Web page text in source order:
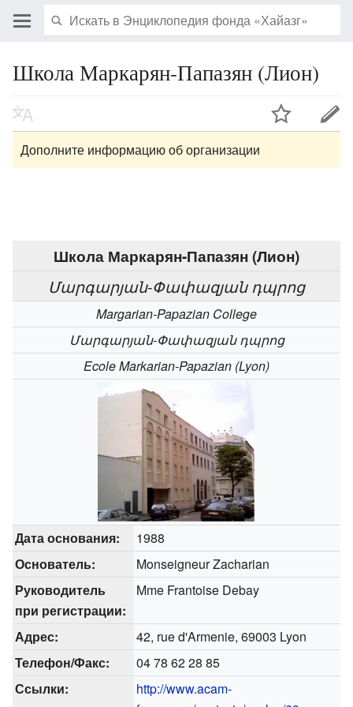
Школа Маркарян-Папазян (Лион)
Дополните информацию об организации
Школа Маркарян-Папазян (Лион)
Մարգարյան-Փափազյան դպրոց
Margarian-Papazian College
Մարգարյան-Փափազյան դպրոց
Ecole Markarian-Papazian (Lyon)
Дата основания:
1988
Основатель:
Monseigneur Zacharian
Руководитель
при регистрации:
Mme Frantoise Debay
Адрес:
42, rue d'Armenie, 69003 Lyon
Телефон/Факс:
04 78 62 28 85
Ссылки:
http://www.acam-